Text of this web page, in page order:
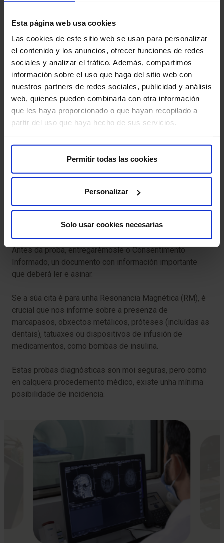
Esta página web usa cookies
Las cookies de este sitio web se usan para personalizar
el contenido y los anuncios, ofrecer funciones de redes
sociales y analizar el tráfico. Además, compartimos
información sobre el uso que haga del sitio web con
nuestros partners de redes sociales, publicidad y análisis
web, quienes pueden combinarla con otra información
que les haya proporcionado o que hayan recopilado a
partir del uso que haya hecho de sus servicios.
Permitir todas las cookies
Personalizar
Solo usar cookies necesarias
A RM con software específico é xeralmente segura, pero
mínimos a considerar:
Claustrofobia: algunhas persoas poden experimentar
claustrofobia ao estar dentro do escáner de RM.
Ruído: o escáner de RM produce un ruído forte que
pode ser molesto para algunhas persoas.
Proporcionaránselle tapóns para os oídos ou
auriculares para reducir o ruído.
Reaccións alérxicas:en raras ocasións, poden
ocorrer reaccións alérxicas ao medio de contraste que
se utiliza nalgúns estudos de RM.
Para que a súa proba se desenvolva sen contratempos,
pedímosle que chegue con antelación á hora indicada.
Así poderemos realizar a preparación administrativa e
clínica necesaria.
Antes da proba, entregarémosle o Consentimento
Informado, un documento con información importante
que deberá ler e asinar.
Se a súa cita é para unha Resonancia Magnética (RM), é
crucial que nos informe sobre a presenza de
marcapasos, obxectos metálicos, próteses (incluídas as
dentais), tatuaxes ou dispositivos de infusión de
medicamentos, como bombas de insulina.
Estas probas diagnósticas son moi seguras, pero como
en calquera procedemento médico, existe unha mínima
posibilidade de incidencia.